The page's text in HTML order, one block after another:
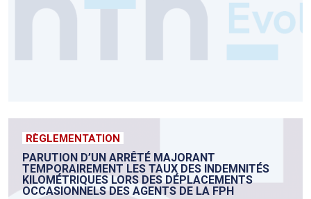
RÈGLEMENTATION
PARUTION D’UN ARRÊTÉ MAJORANT
TEMPORAIREMENT LES TAUX DES INDEMNITÉS
KILOMÉTRIQUES LORS DES DÉPLACEMENTS
OCCASIONNELS DES AGENTS DE LA FPH